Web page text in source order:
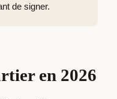
de signer.
en 2026